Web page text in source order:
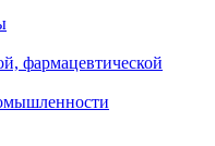
фармацевтической